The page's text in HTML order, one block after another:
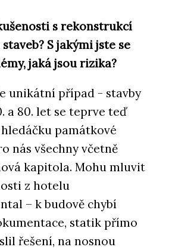
s rekonstrukcí
S jakými jste se
jaká jsou rizika?
unikátní případ - stavby
a 80. let se teprve teď
památkové
nás všechny včetně
kapitola. Mohu mluvit
z hotelu
– k budově chybí
statik přímo
řešení, na nosnou